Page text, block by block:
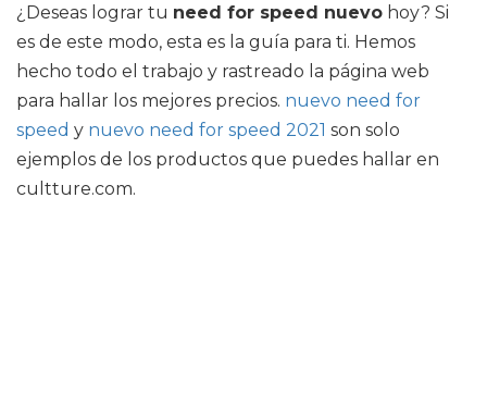
¿Deseas lograr tu need for speed nuevo hoy? Si
es de este modo, esta es la guía para ti. Hemos
hecho todo el trabajo y rastreado la página web
para hallar los mejores precios. nuevo need for
speed y nuevo need for speed 2021 son solo
ejemplos de los productos que puedes hallar en
cultture.com.